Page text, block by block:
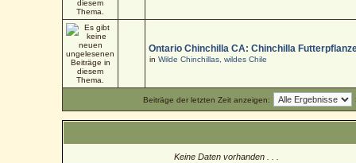
Ontario Chinchilla CA: Chinchilla
inWilde Chinchillas, wildes Chile
Beiträge der letzten Zeit anzeigen:
Keine Daten vorhanden . . .